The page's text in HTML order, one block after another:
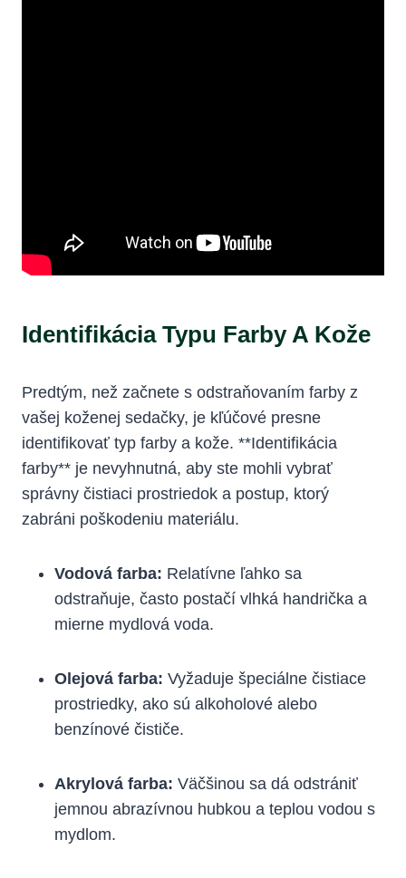
Identifikácia Typu Farby A Kože
Predtým, než začnete s odstraňovaním farby z
vašej koženej sedačky, je kľúčové presne
identifikovať typ farby a kože. **Identifikácia
farby** je nevyhnutná, aby ste mohli vybrať
správny čistiaci prostriedok a postup, ktorý
zabráni poškodeniu materiálu.
Vodová farba: Relatívne ľahko sa
odstraňuje, často postačí vlhká handrička a
mierne mydlová voda.
Olejová farba: Vyžaduje špeciálne čistiace
prostriedky, ako sú alkoholové alebo
benzínové čističe.
Akrylová farba: Väčšinou sa dá odstrániť
jemnou abrazívnou hubkou a teplou vodou s
mydlom.